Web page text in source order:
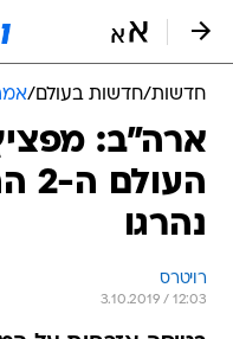
חדשות/חדשות בעולם/
ארה"ב:
נהרגו
רויטרס
3.10.2019 / 12:03